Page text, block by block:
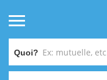
Quoi?